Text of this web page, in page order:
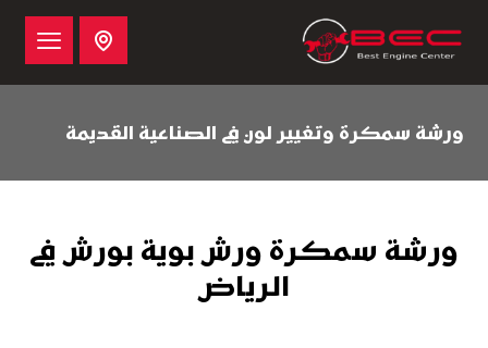
ورشة سمكرة وتغيير لون في الصناعية القديمة
ورشة سمكرة ورش بوية بورش في
الرياض